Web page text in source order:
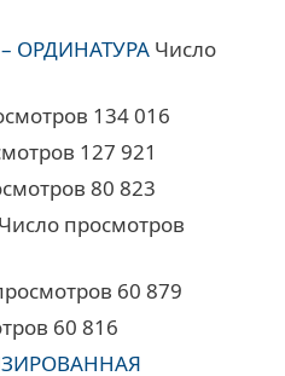
ОРДИНАТУРА Число
134 016
127 921
80 823
Число просмотров
60 879
60 816